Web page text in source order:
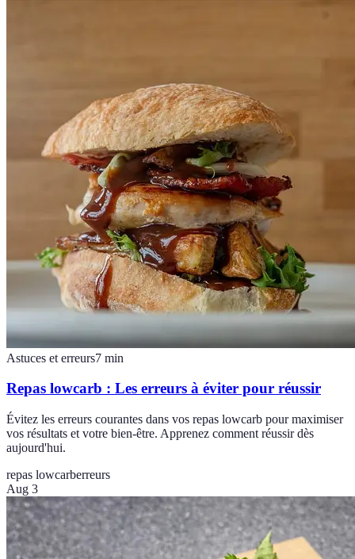
Astuces et erreurs7 min
Repas lowcarb : Les erreurs à éviter pour réussir
Évitez les erreurs courantes dans vos repas lowcarb pour maximiser
vos résultats et votre bien-être. Apprenez comment réussir dès
aujourd'hui.
repas lowcarberreurs
Aug 3